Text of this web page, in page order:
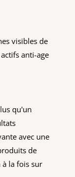
visibles de
anti-age
qu'un
avec une
de
la fois sur